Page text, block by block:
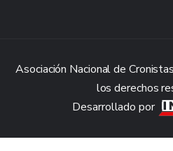
Asociación Nacional de
los derechos
Desarrollado por